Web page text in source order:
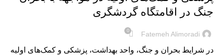
جنگ در اقامتگاه گردشگری
Fatemeh Alimoradi
0
در شرایط بحران و جنگ، واحد بهداشت، پزشکی و کمک‌های اولیه